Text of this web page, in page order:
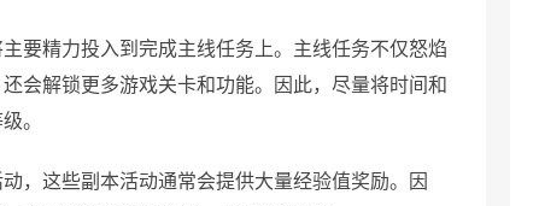
要精力投入到完成主线任务上。主线任务不仅怒焰
会解锁更多游戏关卡和功能。因此，尽量将时间和
。
，这些副本活动通常会提供大量经验值奖励。因